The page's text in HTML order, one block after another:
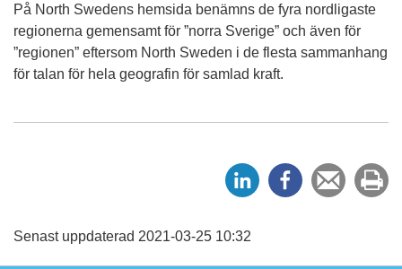
På North Swedens hemsida benämns de fyra nordligaste
regionerna gemensamt för ”norra Sverige” och även för
”regionen” eftersom North Sweden i de flesta sammanhang
för talan för hela geografin för samlad kraft.
e
e
Tipsa
en
ut
Senast uppdaterad 2021-03-25 10:32